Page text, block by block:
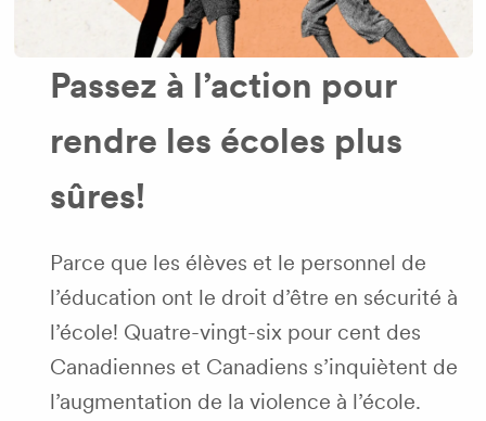
Passez à l’action pour
rendre les écoles plus
sûres!
Parce que les élèves et le personnel de
l’éducation ont le droit d’être en sécurité à
l’école! Quatre-vingt-six pour cent des
Canadiennes et Canadiens s’inquiètent de
l’augmentation de la violence à l’école.